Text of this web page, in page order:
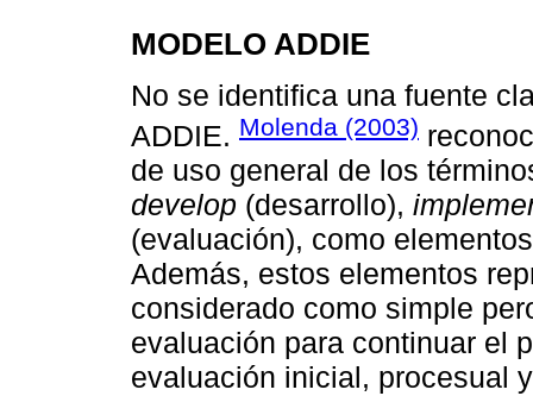
MODELO ADDIE
No se identifica una fuente
ADDIE. Molenda (2003)
de uso general de los
develop (desarrollo),
(evaluación), como
Además, estos elementos
considerado como simple
evaluación para continuar el
evaluación inicial, procesual